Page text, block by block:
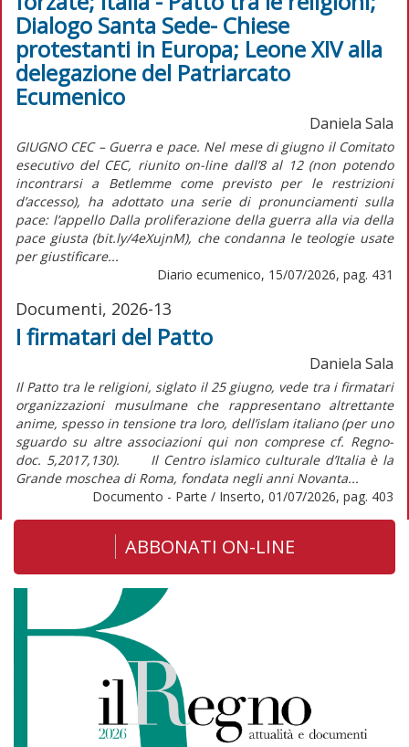
Dialogo Santa Sede- Chiese
protestanti in Europa; Leone XIV alla
delegazione del Patriarcato
Ecumenico
Daniela Sala
GIUGNO CEC – Guerra e pace. Nel mese di giugno il Comitato
esecutivo del CEC, riunito on-line dall’8 al 12 (non potendo
incontrarsi a Betlemme come previsto per le restrizioni
d’accesso), ha adottato una serie di pronunciamenti sulla
pace: l’appello Dalla proliferazione della guerra alla via della
pace giusta (bit.ly/4eXujnM), che condanna le teologie usate
per giustificare...
Diario ecumenico, 15/07/2026, pag. 431
Documenti, 2026-13
I firmatari del Patto
Daniela Sala
Il Patto tra le religioni, siglato il 25 giugno, vede tra i firmatari
organizzazioni musulmane che rappresentano altrettante
anime, spesso in tensione tra loro, dell’islam italiano (per uno
sguardo su altre associazioni qui non comprese cf. Regno-
doc. 5,2017,130). Il Centro islamico culturale d’Italia è la
Grande moschea di Roma, fondata negli anni Novanta...
Documento - Parte / Inserto, 01/07/2026, pag. 403
ABBONATI ON-LINE